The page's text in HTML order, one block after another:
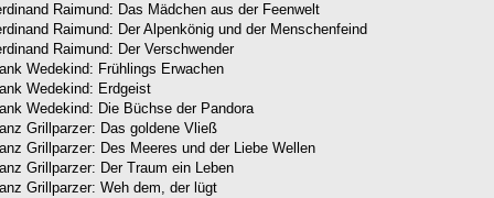
Raimund: Das Mädchen aus der Feenwelt
Raimund: Der Alpenkönig und der Menschenfeind
Raimund: Der Verschwender
Wedekind: Frühlings Erwachen
Wedekind: Erdgeist
Wedekind: Die Büchse der Pandora
Grillparzer: Das goldene Vließ
Grillparzer: Des Meeres und der Liebe Wellen
Grillparzer: Der Traum ein Leben
Grillparzer: Weh dem, der lügt